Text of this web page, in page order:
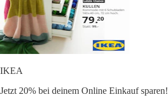
IKEA
Jetzt 20% bei deinem Online Einkauf sparen!